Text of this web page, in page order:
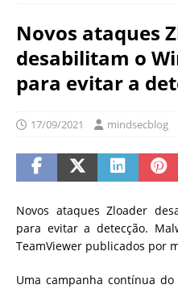
Novos ataques
desabilitam o
para evitar a
17/09/2021 mindsecblog
Novos ataques Zloader
para evitar a detecção.
TeamViewer publicados por
Uma campanha contínua